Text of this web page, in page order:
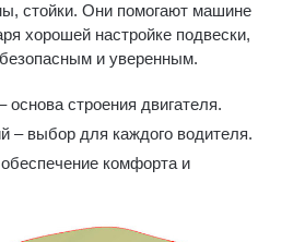
стойки. Они помогают машине
хорошей настройке подвески,
и уверенным.
основа строения двигателя.
– выбор для каждого водителя.
комфорта и